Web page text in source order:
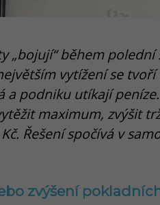
„bojují“ během polední
vytížení se
a podniku utíkají
maximum, zvýšit
Řešení spočívá v
zvýšení